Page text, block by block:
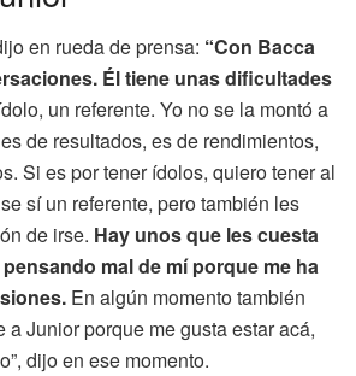
en rueda de prensa: “Con Bacca
Él tiene unas dificultades
un referente. Yo no se la montó a
de resultados, es de rendimientos,
Si es por tener ídolos, quiero tener al
sí un referente, pero también les
de irse. Hay unos que les cuesta
mal de mí porque me ha
En algún momento también
a Junior porque me gusta estar acá,
dijo en ese momento.